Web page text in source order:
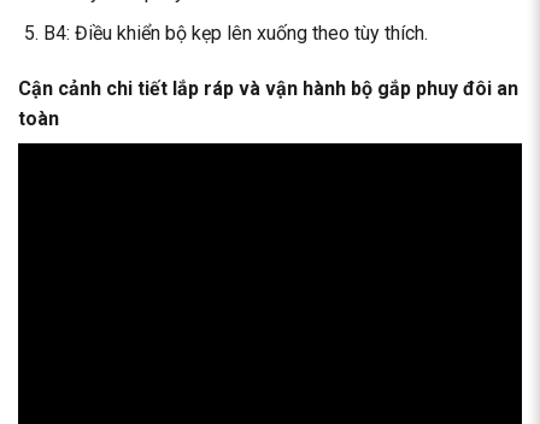
B4: Điều khiển bộ kẹp lên xuống theo tùy thích.
Cận cảnh chi tiết lắp ráp và vận hành bộ gắp phuy đôi an
toàn